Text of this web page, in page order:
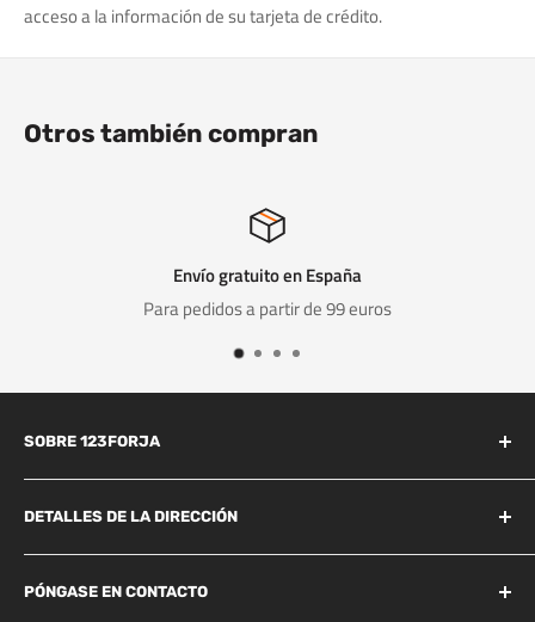
acceso a la información de su tarjeta de crédito.
Otros también compran
Envío gratuito en España
Para pedidos a partir de 99 euros
SOBRE 123FORJA
123forja tiene años de experiencia en el campo de la forja y la
fundición.
razonable y, por lo tanto, somos líderes en el mercado de la
DETALLES DE LA DIRECCIÓN
Industrieweg 156B
Best, 5683 CG
PÓNGASE EN CONTACTO